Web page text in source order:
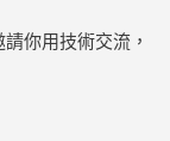
你用技術交流，